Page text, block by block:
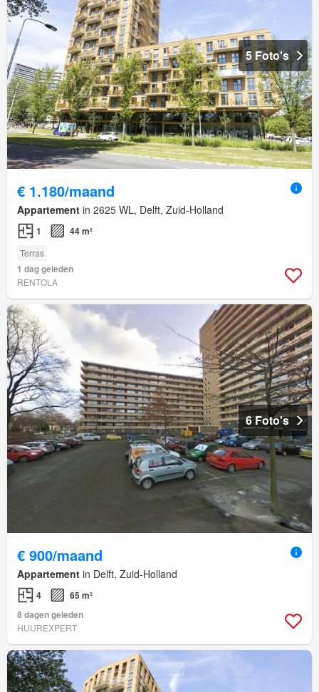
5 Foto's
€ 1.180/maand
Appartement in 2625 WL, Delft, Zuid-Holland
1 44 m²
Terras
1 dag geleden
RENTOLA
6 Foto's
€ 900/maand
Appartement in Delft, Zuid-Holland
4
65 m²
8 dagen geleden
HUUREXPERT